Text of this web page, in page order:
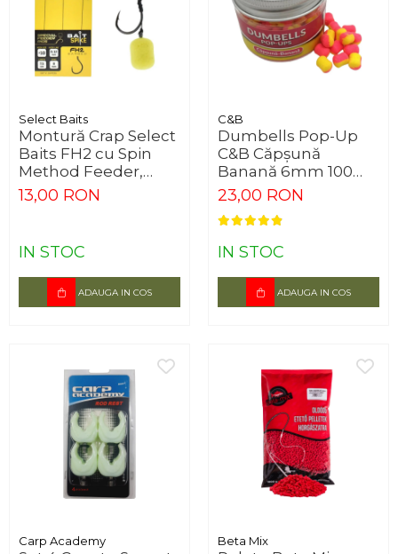
Select Baits
Montură Crap Select
Baits FH2 cu Spin
Method Feeder,
Cârlig Nr.10, 3
buc/set
13,00 RON
IN STOC
ADAUGA IN COS
C&B
Dumbells Pop-Up
C&B Căpșună
Banană 6mm 100
bucăți
23,00 RON
IN STOC
ADAUGA IN COS
Carp Academy Beta Mix